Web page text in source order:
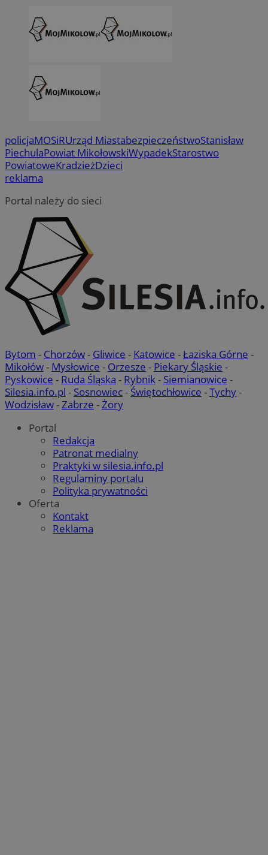
policjaMOSiRUrząd MiastabezpieczeństwoStanisław
PiechulaPowiat MikołowskiWypadekStarostwo
PowiatoweKradzieżDzieci
reklama
Portal należy do sieci
Bytom - Chorzów- Gliwice - Katowice -Łaziska Górne -
Mikołów- Mysłowice - Orzesze - Piekary Śląskie -
Pyskowice - Ruda Śląska - Rybnik- Siemianowice -
Silesia.info.pl - Sosnowiec- Świętochłowice -Tychy-
Wodzisław-Zabrze -Żory
Portal
Redakcja
Patronat medialny
Praktyki w silesia.info.pl
Regulaminy portalu
Polityka prywatności
Oferta
Kontakt
Reklama